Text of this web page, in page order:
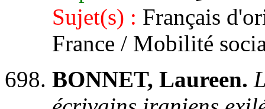
Sujet(s) : Français
France / Mobilité
BONNET, Laureen.